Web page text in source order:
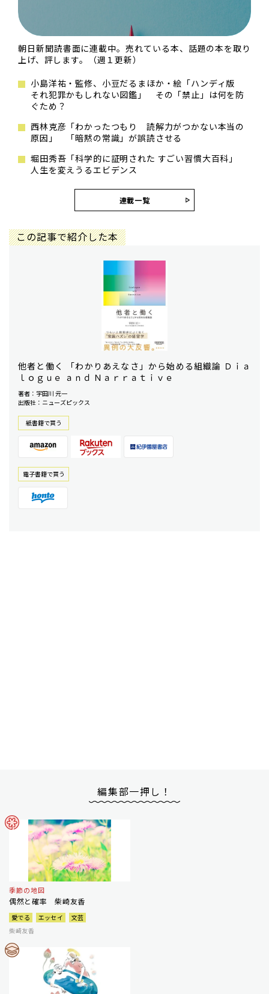
朝日新聞読書面に連載中。売れている本、話題の本を取り
上げ、評します。（週１更新）
小島洋祐・監修、小豆だるまほか・絵「ハンディ版
それ犯罪かもしれない図鑑」 その「禁止」は何を防
ぐため？
西林克彦「わかったつもり 読解力がつかない本当の
原因」 「暗黙の常識」が誤読させる
堀田秀吾「科学的に証明された すごい習慣大百科」
人生を変えうるエビデンス
連載一覧
この記事で紹介した本
他者と働く 「わかりあえなさ」から始める組織論 Ｄｉａ
ｌｏｇｕｅ ａｎｄ Ｎａｒｒａｔｉｖｅ
著者：宇田川 元一
出版社：ニューズピックス
紙書籍で買う
電⼦書籍で買う
編集部一押し！
季節の地図
偶然と確率 柴崎友香
愛でる エッセイ
文芸
柴崎友香